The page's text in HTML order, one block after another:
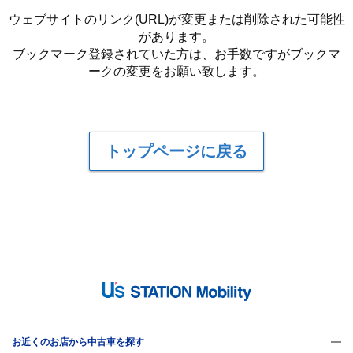
ウェブサイトのリンク(URL)が変更または削除された可能性
があります。
ブックマーク登録されていた方は、お手数ですがブックマ
ークの変更をお願い致します。
トップページに戻る
お近くのお店から中古車を探す